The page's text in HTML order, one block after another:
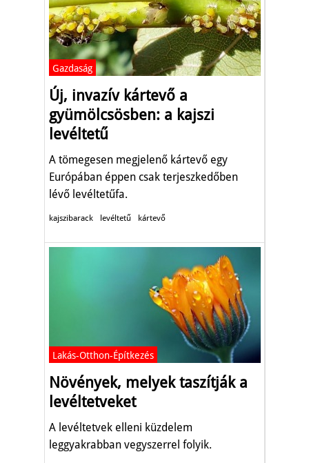
Gazdaság
Új, invazív kártevő a
gyümölcsösben: a kajszi
levéltetű
A tömegesen megjelenő kártevő egy
Európában éppen csak terjeszkedőben
lévő levéltetűfa.
kajszibarack levéltetű kártevő
Lakás-Otthon-Építkezés
Növények, melyek taszítják a
levéltetveket
A levéltetvek elleni küzdelem
leggyakrabban vegyszerrel folyik.